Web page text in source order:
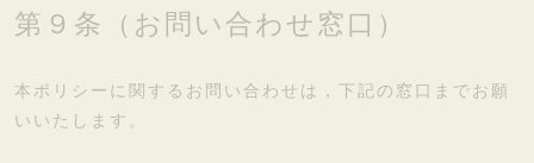
第９条（お問い合わせ窓口）
本ポリシーに関するお問い合わせは，下記の窓口までお願
いいたします。